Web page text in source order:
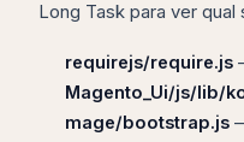
Long Task para ver
requirejs/require.js
Magento_Ui/js/lib/
mage/bootstrap.js